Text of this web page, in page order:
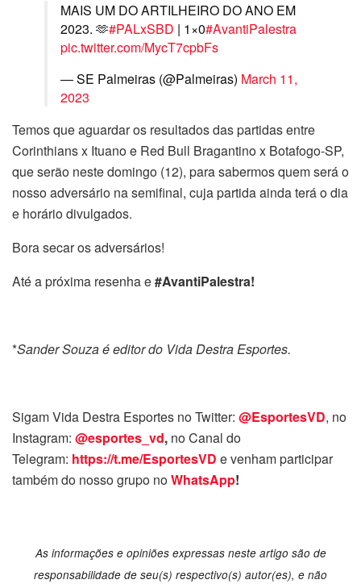
MAIS UM DO ARTILHEIRO DO ANO EM
2023. 🫶#PALxSBD | 1×0#AvantiPalestra
pic.twitter.com/MycT7cpbFs
— SE Palmeiras (@Palmeiras) March 11,
2023
Temos que aguardar os resultados das partidas entre
Corinthians x Ituano e Red Bull Bragantino x Botafogo-SP,
que serão neste domingo (12), para sabermos quem será o
nosso adversário na semifinal, cuja partida ainda terá o dia
e horário divulgados.
Bora secar os adversários!
Até a próxima resenha e#AvantiPalestra!
*Sander Souza é editor do Vida Destra Esportes.
Sigam Vida Destra Esportes no Twitter: @EsportesVD, no
Instagram: @esportes_vd, no Canal do
Telegram: https://t.me/EsportesVD e venham participar
também do nosso grupo noWhatsApp!
As informações e opiniões expressas neste artigo são de
responsabilidade de seu(s) respectivo(s) autor(es), e não